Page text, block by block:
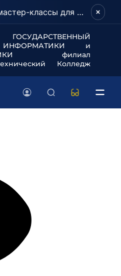
Обучающие курсы и мастер-классы для школьников и абитуриентов!
ИНФОРМАТИКИ и
филиал
Колледж